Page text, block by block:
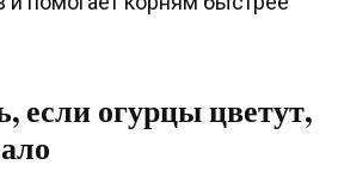
если огурцы цветут,